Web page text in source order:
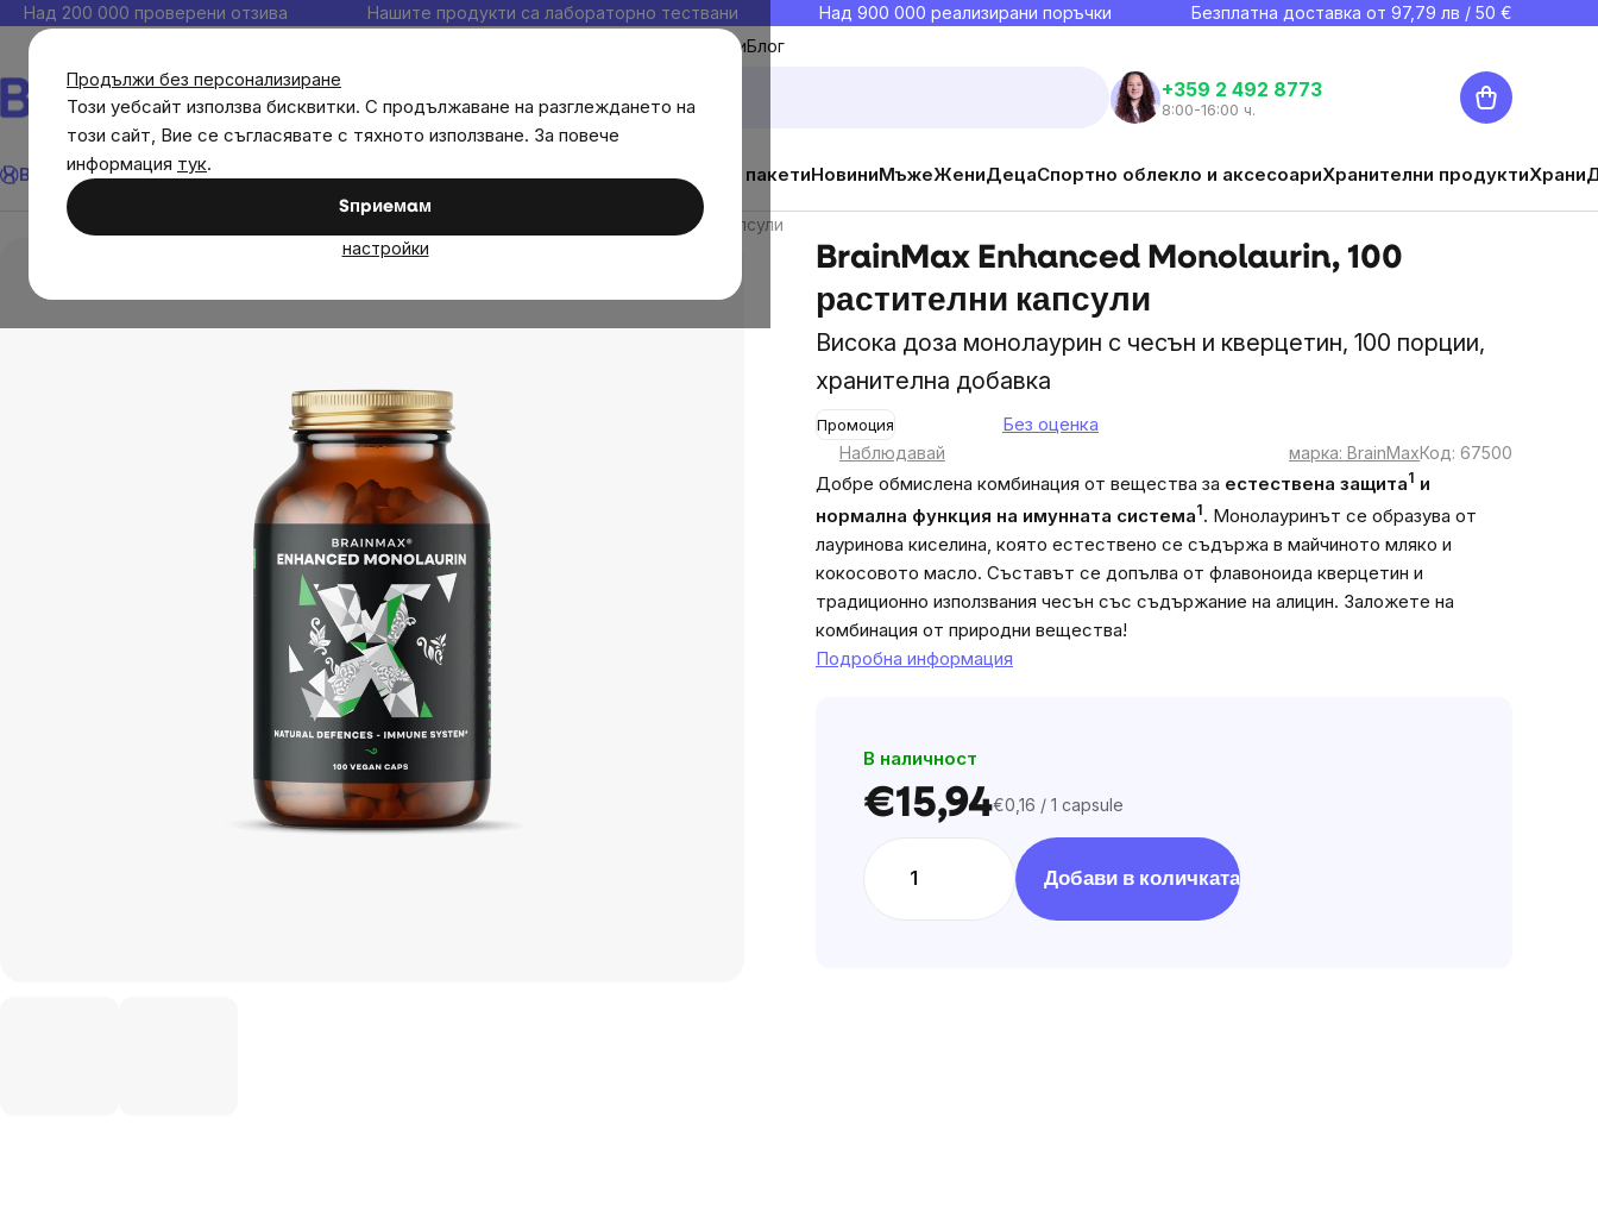
Продължи без персонализиране
Този уебсайт използва бисквитки. С продължаване на разглеждането на
този сайт, Вие се съгласявате с тяхното използване. За повече
информация тук.
Sпpиeмaм
настройки
Прескочи
към
съдържанието
Над 200 000 проверени отзива Нашите продукти са лабораторно тествани Над 900 000 реализирани поръчки Безплатна доставка от 97,79 лв / 50 €
Моите любимиБлог
+359 2 492 8773
8:00-16:00 ч.
Количка
Brainmax Имунитет Акции💪 WomenPowerЦелиДиетични добавкиИзгодни пакетиНовиниМъжеЖениДецаСпортно облекло и аксесоариХранителни продуктиХрани
BrainMax Enhanced Monolaurin, 100 растителни капсули
BrainMax Enhanced Monolaurin, 100
растителни капсули
Висока доза монолаурин с чесън и кверцетин, 100 порции,
хранителна добавка
Промоция
average
product
rating
is
0,0
out
of
5
Без оценка
Наблюдавай марка: BrainMaxКод: 67500
Добре обмислена комбинация от вещества за естествена защита1 и
нормална функция на имунната система1. Монолауринът се образува от
лауринова киселина, която естествено се съдържа в майчиното мляко и
кокосовото масло. Съставът се допълва от флавоноида кверцетин и
традиционно използвания чесън със съдържание на алицин. Заложете на
комбинация от природни вещества!
Подробна информация
В наличност
€15,94Цена
мярка:
€0,16 / 1 capsule
Добави в количката